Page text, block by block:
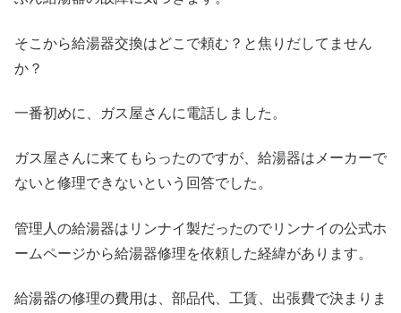
そこから給湯器交換はどこで頼む？と焦りだしてません
か？
一番初めに、ガス屋さんに電話しました。
ガス屋さんに来てもらったのですが、給湯器はメーカーで
ないと修理できないという回答でした。
管理人の給湯器はリンナイ製だったのでリンナイの公式ホ
ームページから給湯器修理を依頼した経緯があります。
給湯器の修理の費用は、部品代、工賃、出張費で決まりま